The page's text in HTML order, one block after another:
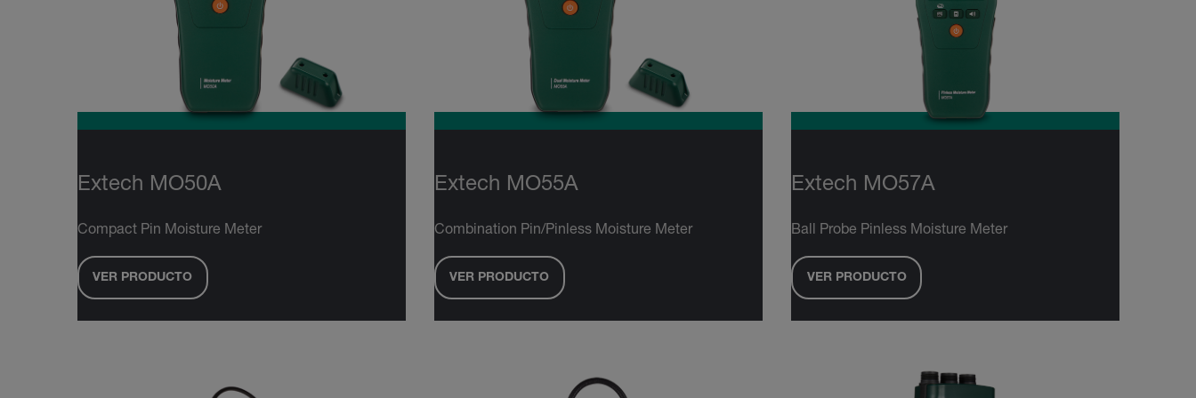
Extech MO50A
Compact Pin Moisture Meter
VER PRODUCTO
Extech MO55A
Combination Pin/Pinless Moisture Meter
VER PRODUCTO
Extech MO57A
Ball Probe Pinless Moisture Meter
VER PRODUCTO